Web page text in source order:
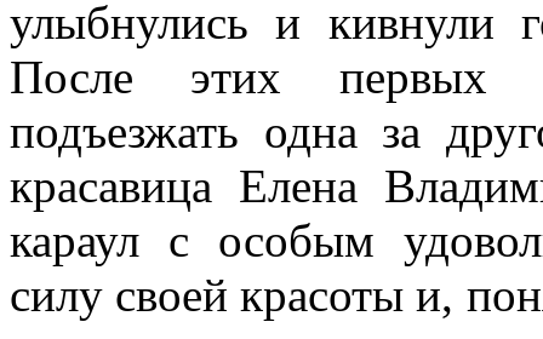
улыбнулись и кивнули
После этих первых
подъезжать одна за
красавица Елена
караул с особым
силу своей красоты и,